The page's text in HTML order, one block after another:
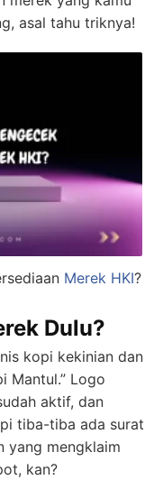
asal tahu triknya!
Merek HKI?
Dulu?
kopi kekinian dan
Mantul.” Logo
aktif, dan
tiba-tiba ada surat
yang mengklaim
kan?